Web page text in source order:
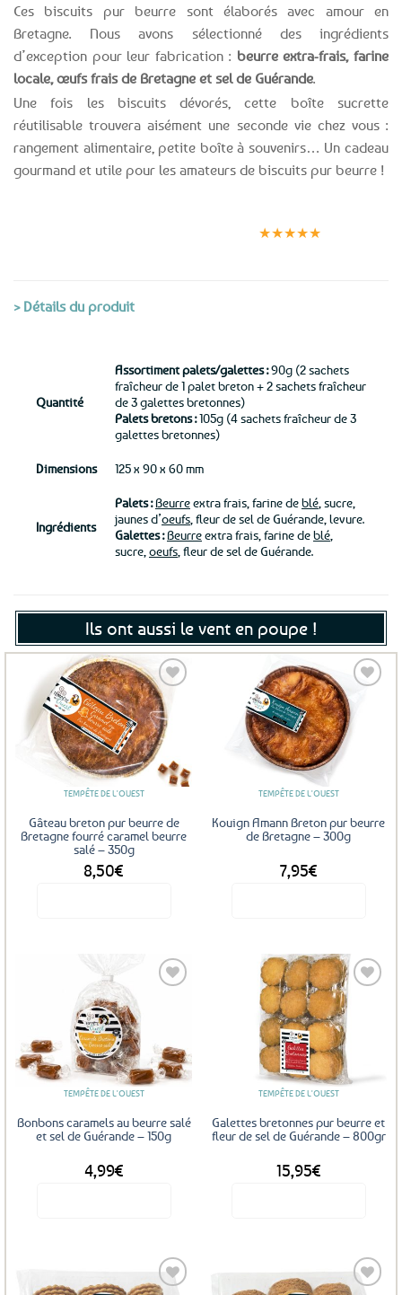
Ces biscuits pur beurre sont élaborés avec amour en
Bretagne. Nous avons sélectionné des ingrédients
d’exception pour leur fabrication : beurre extra-frais, farine
locale, œufs frais de Bretagne et sel de Guérande.
Une fois les biscuits dévorés, cette boîte sucrette
réutilisable trouvera aisément une seconde vie chez vous :
rangement alimentaire, petite boîte à souvenirs… Un cadeau
gourmand et utile pour les amateurs de biscuits pur beurre !
★★★★★
> Détails du produit
Quantité
Assortiment palets/galettes :90g (2 sachets
fraîcheur de 1 palet breton + 2 sachets fraîcheur
de 3 galettes bretonnes)
Palets bretons :105g (4 sachets fraîcheur de 3
galettes bretonnes)
Dimensions 125 x 90 x 60 mm
Ingrédients
Palets :Beurreextra frais, farine deblé , sucre,
jaunes d’oeufs , fleur de sel de Guérande, levure.
Galettes :Beurreextra frais, farine deblé
sucre, oeufs , fleur de sel de Guérande.
Ils ont aussi le vent en poupe !
Ajouter
aux
favoris
TEMPÊTE DE L'OUEST
Gâteau breton pur beurre de
Bretagne fourré caramel beurre
salé – 350g
8,50€
Ajouter
TEMPÊTE DE L'OUEST
Kouign Amann Breton pur beurre
de Bretagne – 300g
7,95€
favoris
TEMPÊTE DE L'OUEST
Bonbons caramels au beurre salé
et sel de Guérande – 150g
4,99€
favoris
TEMPÊTE DE L'OUEST
Galettes bretonnes pur beurre et
fleur de sel de Guérande – 800gr
15,95€